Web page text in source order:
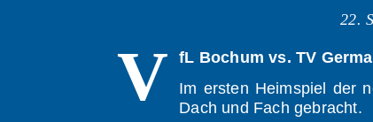
22.
V
fL Bochum vs. TV
Im ersten Heimspiel der
Dach und Fach gebracht.